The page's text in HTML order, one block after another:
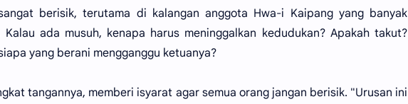
berisik, terutama di kalangan anggota Hwa-i Kaipang yang banyak
Kalau ada musuh, kenapa harus meninggalkan kedudukan? Apakah takut?
yang berani mengganggu ketuanya?
tangannya, memberi isyarat agar semua orang jangan berisik. "Urusan ini